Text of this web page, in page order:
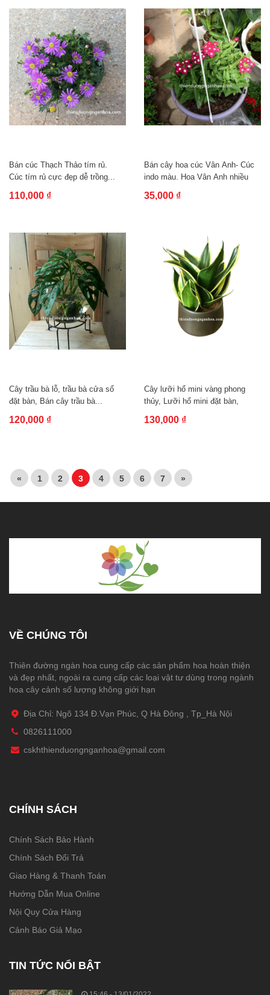
Bán cúc Thạch Thảo tím rủ.
Cúc tím rủ cực đẹp dễ trồng...
110,000 ₫
Bán cây hoa cúc Vân Anh- Cúc
indo màu. Hoa Vân Anh nhiều
35,000 ₫
Cây trầu bà lỗ, trầu bà cửa sổ
đặt bàn, Bán cây trầu bà...
120,000 ₫
Cây lưỡi hổ mini vàng phong
thủy, Lưỡi hổ mini đặt bàn,
130,000 ₫
« 1 2 3 4 5 6 7 »
VỀ CHÚNG TÔI
Thiên đường ngàn hoa cung cấp các sản phẩm hoa hoàn thiện
và đẹp nhất, ngoài ra cung cấp các loại vật tư dùng trong ngành
hoa cây cảnh số lượng không giới hạn
Địa Chỉ: Ngõ 134 Đ.Vạn Phúc, Q Hà Đông , Tp_Hà Nội
0826111000
cskhthienduongnganhoa@gmail.com
CHÍNH SÁCH
Chính Sách Bảo Hành
Chính Sách Đổi Trả
Giao Hàng & Thanh Toán
Hướng Dẫn Mua Online
Nội Quy Cửa Hàng
Cảnh Báo Giả Mạo
TIN TỨC NỔI BẬT